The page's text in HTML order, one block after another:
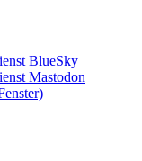
BlueSky
Mastodon